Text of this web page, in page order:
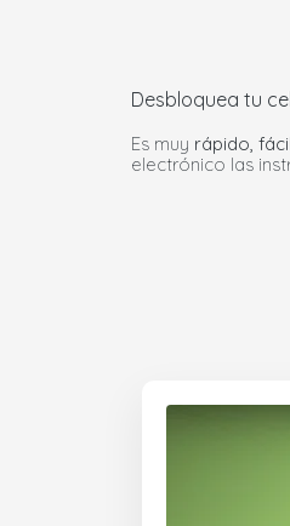
Desbloquea tu
Es muy rápido,
electrónico las